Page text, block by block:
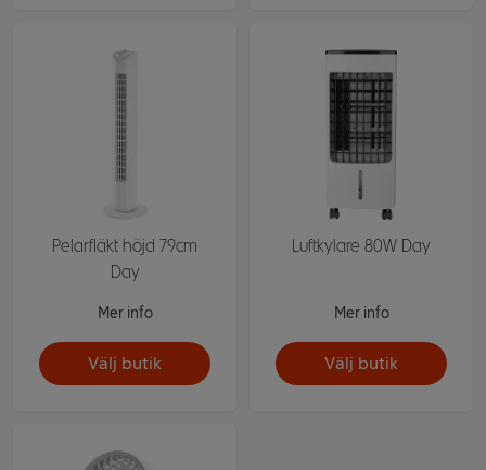
Pelarfläkt höjd 79cm
Day
Mer info
Välj butik
Luftkylare 80W Day
Mer info
Välj butik